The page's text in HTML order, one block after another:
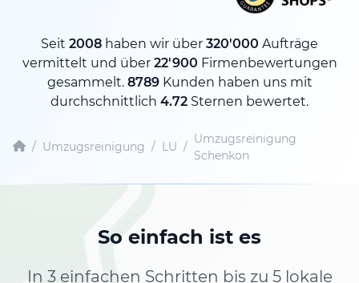
Seit 2008 haben wir über 320'000 Aufträge
vermittelt und über 22'900 Firmenbewertungen
gesammelt. 8789Kunden haben uns mit
durchschnittlich 4.72 Sternen bewertet.
/ Umzugsreinigung / LU /
Umzugsreinigung
Schenkon
So einfach ist es
In 3 einfachen Schritten bis zu 5 lokale